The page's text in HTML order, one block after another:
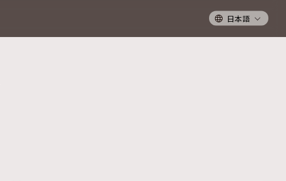
日本語